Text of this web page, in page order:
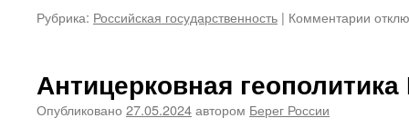
Рубрика: Российская государственность | Комментарии к
чтобы
Антицерковная
Опубликовано 27.05.2024автором Берег России